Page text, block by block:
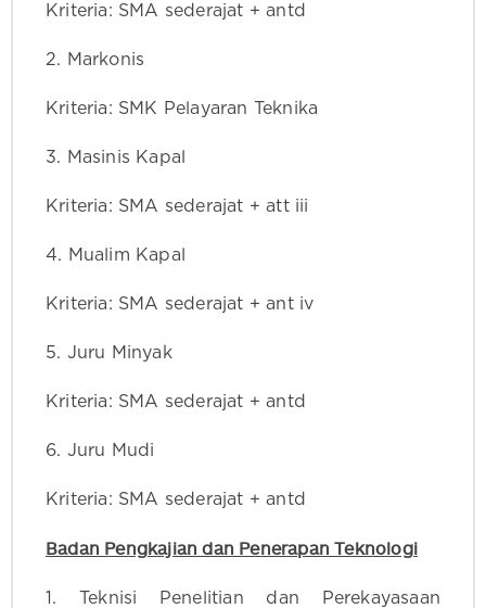
Kriteria: SMA sederajat + antd
2. Markonis
Kriteria: SMK Pelayaran Teknika
3. Masinis Kapal
Kriteria: SMA sederajat + att iii
4. Mualim Kapal
Kriteria: SMA sederajat + ant iv
5. Juru Minyak
Kriteria: SMA sederajat + antd
6. Juru Mudi
Kriteria: SMA sederajat + antd
Badan Pengkajian dan Penerapan Teknologi
1. Teknisi Penelitian dan Perekayasaan